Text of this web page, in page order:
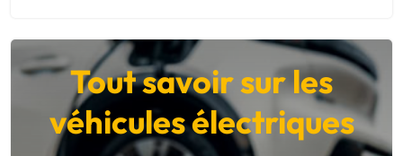
Tout savoir sur les
véhicules électriques